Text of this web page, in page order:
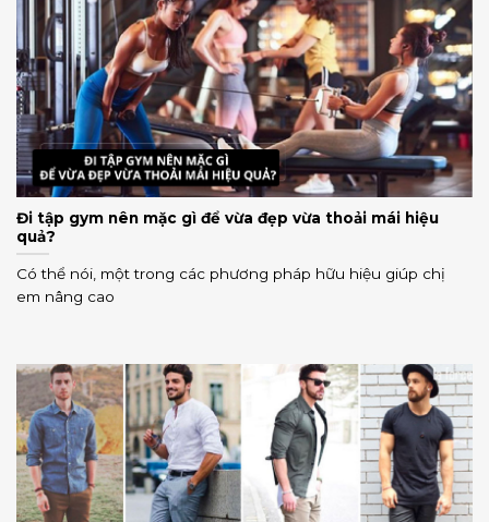
Đi tập gym nên mặc gì để vừa đẹp vừa thoải mái hiệu
quả?
Có thể nói, một trong các phương pháp hữu hiệu giúp chị
em nâng cao